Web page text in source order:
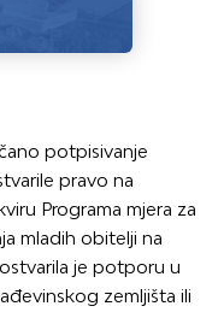
potpisivanje
pravo na
Programa mjera za
mladih obitelji na
je potporu u
zemljišta ili